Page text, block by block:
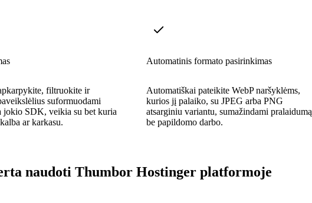
filtruokite ir
suformuodami
jokio SDK, veikia su bet kuria
ar karkasu.
Automatinis formato pasirinkimas
Automatiškai pateikite WebP naršyklėms,
kurios jį palaiko, su JPEG arba PNG
atsarginiu variantu, sumažindami pralaidumą
be papildomo darbo.
naudoti Thumbor Hostinger platformoje